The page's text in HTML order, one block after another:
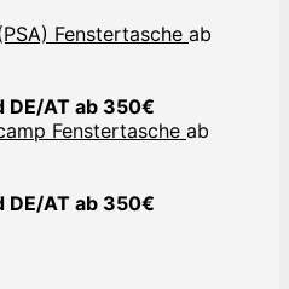
Fenstertasche ab
DE/AT ab 350€
Fenstertasche ab
DE/AT ab 350€